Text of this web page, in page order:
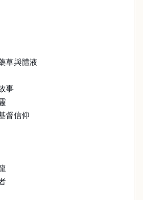
草與體液
事
督信仰